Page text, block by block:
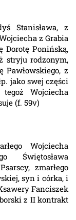
Stanisława, z
z Grabia
Dorotę Ponińską,
stryju rodzonym,
Pawłowskiego, z
jako swej części
Wojciecha
(f. 59v)
Wojciecha
Świętosława
zmarłego
syn i córka, i
Fanciszek
z II kontrakt